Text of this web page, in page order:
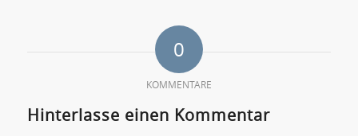
0
KOMMENTARE
Hinterlasse einen Kommentar